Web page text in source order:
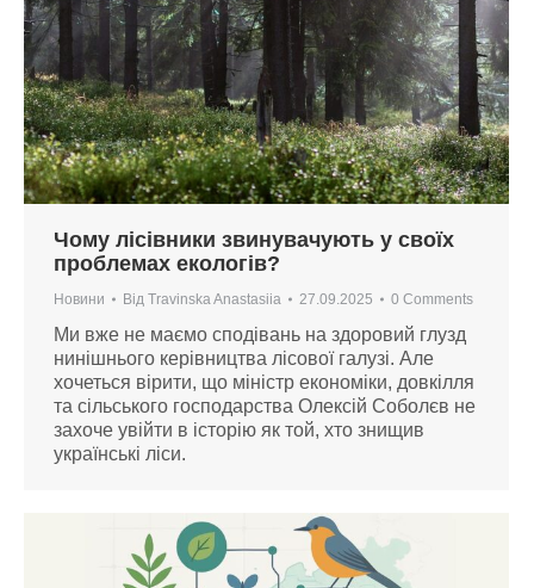
Чому лісівники звинувачують у своїх
проблемах екологів?
Новини Від Travinska Anastasiia 27.09.2025 0 Comments
Ми вже не маємо сподівань на здоровий глузд
нинішнього керівництва лісової галузі. Але
хочеться вірити, що міністр економіки, довкілля
та сільського господарства Олексій Соболєв не
захоче увійти в історію як той, хто знищив
українські ліси.